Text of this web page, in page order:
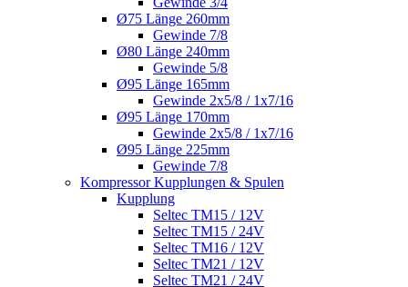
Ø75 Länge 260mm
Gewinde 7/8
Ø80 Länge 240mm
Gewinde 5/8
Ø95 Länge 165mm
Gewinde 2x5/8 / 1x7/16
Ø95 Länge 170mm
Gewinde 2x5/8 / 1x7/16
Ø95 Länge 225mm
Gewinde 7/8
Kompressor Kupplungen & Spulen
Kupplung
Seltec TM15 / 12V
Seltec TM15 / 24V
Seltec TM16 / 12V
Seltec TM21 / 12V
Seltec TM21 / 24V